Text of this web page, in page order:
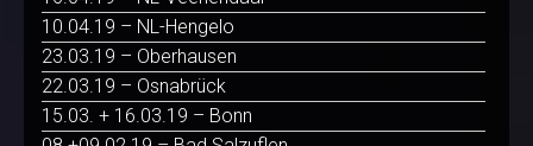
10.04.19 – NL-Hengelo
23.03.19 – Oberhausen
22.03.19 – Osnabrück
15.03. + 16.03.19 – Bonn